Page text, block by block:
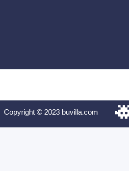
Copyright © 2023 buvilla.com